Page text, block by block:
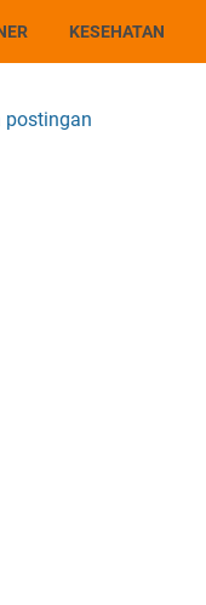
KESEHATAN
postingan